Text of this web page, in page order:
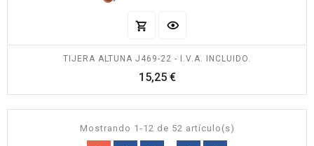
TIJERA ALTUNA J469-22 - I.V.A. INCLUIDO.
15,25 €Precio
Mostrando 1-12 de 52 artículo(s)